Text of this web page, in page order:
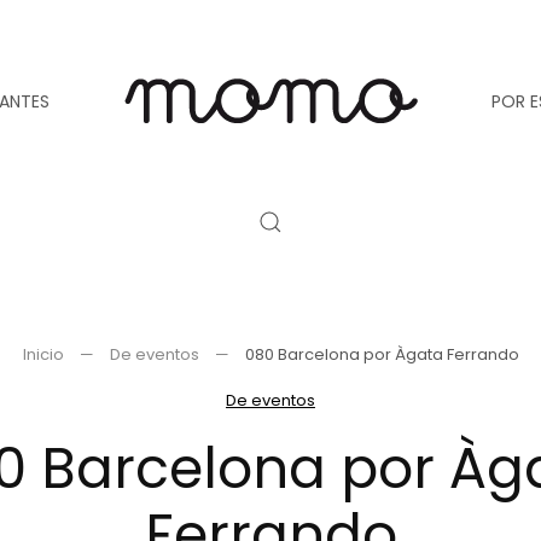
POR
Inicio De eventos
080 Barcelona por Àgata Ferrando
De eventos
Barcelona por